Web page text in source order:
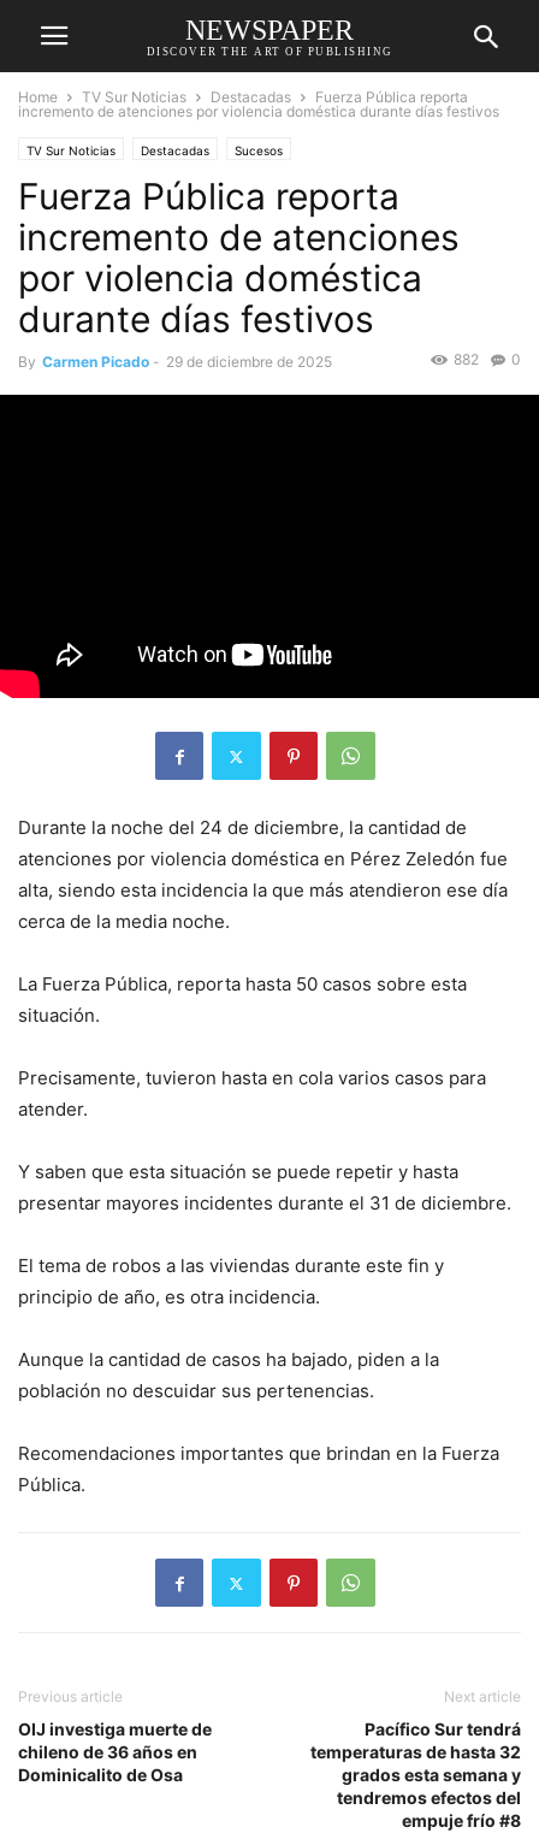
NEWSPAPER
DISCOVER THE ART OF PUBLISHING
Home TV Sur Noticias Destacadas
Fuerza Pública reporta
incremento de atenciones por violencia doméstica durante días festivos
TV Sur Noticias Destacadas Sucesos
Fuerza Pública reporta
incremento de atenciones
por violencia doméstica
durante días festivos
By Carmen Picado - 29 de diciembre de 2025 0
882
Durante la noche del 24 de diciembre, la cantidad de
atenciones por violencia doméstica en Pérez Zeledón fue
alta, siendo esta incidencia la que más atendieron ese día
cerca de la media noche.
La Fuerza Pública, reporta hasta 50 casos sobre esta
situación.
Precisamente, tuvieron hasta en cola varios casos para
atender.
Y saben que esta situación se puede repetir y hasta
presentar mayores incidentes durante el 31 de diciembre.
El tema de robos a las viviendas durante este fin y
principio de año, es otra incidencia.
Aunque la cantidad de casos ha bajado, piden a la
población no descuidar sus pertenencias.
Recomendaciones importantes que brindan en la Fuerza
Pública.
Previous article
OIJ investiga muerte de
chileno de 36 años en
Dominicalito de Osa
Next article
Pacífico Sur tendrá
temperaturas de hasta 32
grados esta semana y
tendremos efectos del
empuje frío #8